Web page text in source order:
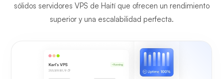
sólidos servidores VPS de Haití que ofrecen un rendimiento
superior y una escalabilidad perfecta.